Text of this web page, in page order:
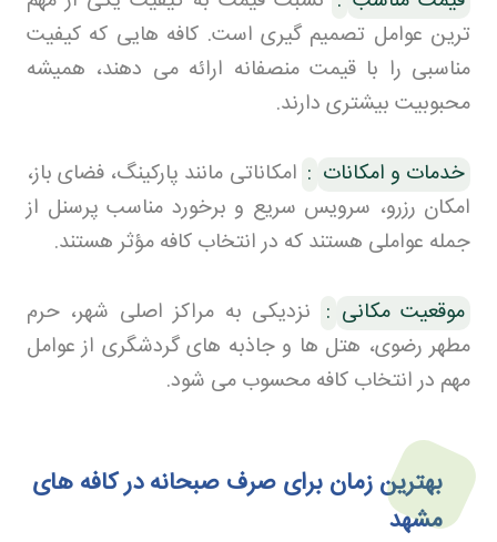
ترین عوامل تصمیم گیری است. کافه هایی که کیفیت
مناسبی را با قیمت منصفانه ارائه می دهند، همیشه
محبوبیت بیشتری دارند.
خدمات و امکانات : امکاناتی مانند پارکینگ، فضای باز،
امکان رزرو، سرویس سریع و برخورد مناسب پرسنل از
جمله عواملی هستند که در انتخاب کافه مؤثر هستند.
موقعیت مکانی : نزدیکی به مراکز اصلی شهر، حرم
مطهر رضوی، هتل ها و جاذبه های گردشگری از عوامل
مهم در انتخاب کافه محسوب می شود.
بهترین زمان برای صرف صبحانه در کافه های
مشهد